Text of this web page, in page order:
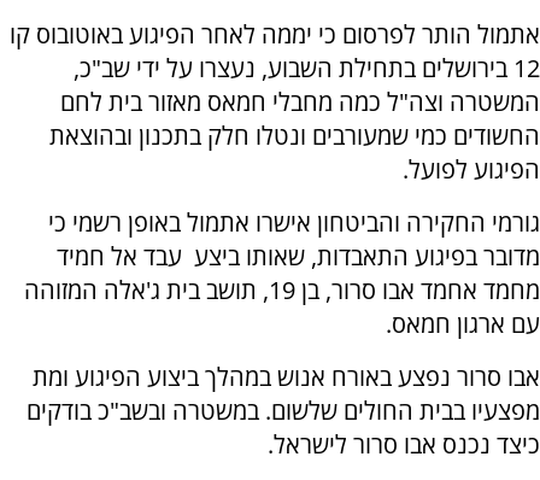
אתמול הותר לפרסום כי יממה לאחר הפיגוע באוטובוס קו
12 בירושלים בתחילת השבוע, נעצרו על ידי שב"כ,
המשטרה וצה"ל כמה מחבלי חמאס מאזור בית לחם
החשודים כמי שמעורבים ונטלו חלק בתכנון ובהוצאת
הפיגוע לפועל.
גורמי החקירה והביטחון אישרו אתמול באופן רשמי כי
מדובר בפיגוע התאבדות, שאותו ביצע עבד אל חמיד
מחמד אחמד אבו סרור, בן 19, תושב בית ג'אלה המזוהה
עם ארגון חמאס.
אבו סרור נפצע באורח אנוש במהלך ביצוע הפיגוע ומת
מפצעיו בבית החולים שלשום. במשטרה ובשב"כ בודקים
כיצד נכנס אבו סרור לישראל.